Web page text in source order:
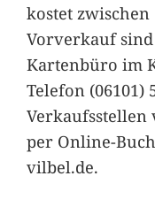
kostet
Vorverkauf
Kartenbüro im
Telefon (06101)
per Online-
vilbel.de.